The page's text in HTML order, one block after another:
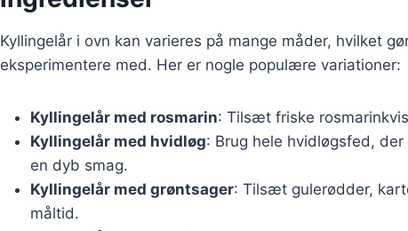
Kyllingelår i ovn kan varieres på mange måder, hvilket
eksperimentere med. Her er nogle populære variationer:
Kyllingelår med rosmarin: Tilsæt friske
Kyllingelår med hvidløg: Brug hele hvidløgsfed,
en dyb smag.
Kyllingelår med grøntsager: Tilsæt gulerødder,
måltid.